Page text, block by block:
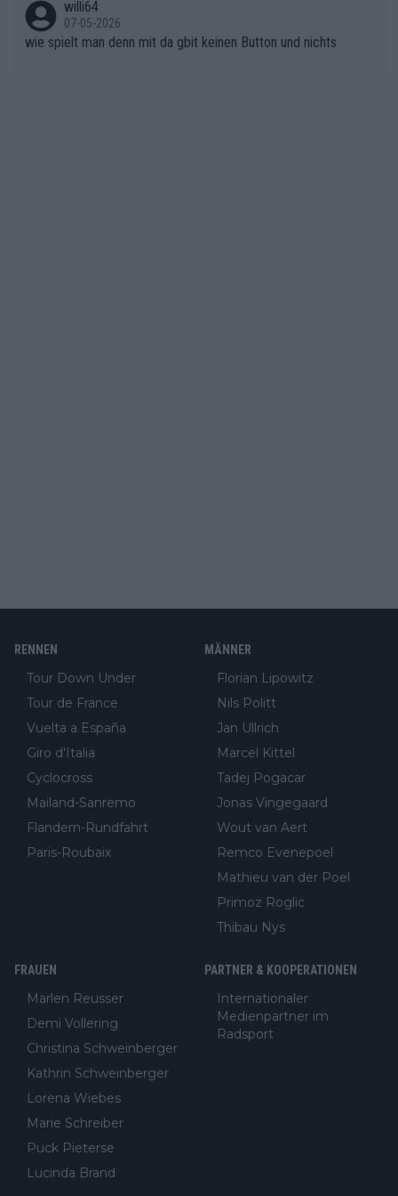
willi64
07-05-2026
wie spielt man denn mit da gbit keinen Button und nichts
RENNEN
Tour Down Under
Tour de France
Vuelta a España
Giro d'Italia
Cyclocross
Mailand-Sanremo
Flandern-Rundfahrt
Paris-Roubaix
MÄNNER
Florian Lipowitz
Nils Politt
Jan Ullrich
Marcel Kittel
Tadej Pogacar
Jonas Vingegaard
Wout van Aert
Remco Evenepoel
Mathieu van der Poel
Primoz Roglic
Thibau Nys
FRAUEN
Marlen Reusser
Demi Vollering
Christina Schweinberger
Kathrin Schweinberger
Lorena Wiebes
Marie Schreiber
Puck Pieterse
Lucinda Brand
PARTNER & KOOPERATIONEN
Internationaler
Medienpartner im
Radsport